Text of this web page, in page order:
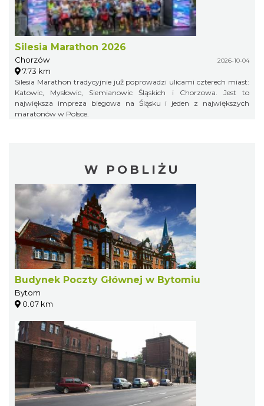
Silesia Marathon 2026
Chorzów 2026-10-04
7.73 km
Silesia Marathon tradycyjnie już poprowadzi ulicami czterech miast:
Katowic, Mysłowic, Siemianowic Śląskich i Chorzowa. Jest to
największa impreza biegowa na Śląsku i jeden z największych
maratonów w Polsce.
W POBLIŻU
Budynek Poczty Głównej w Bytomiu
Bytom
0.07 km